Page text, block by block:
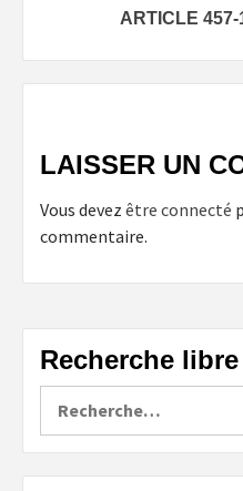
ARTICLE 457-
LAISSER UN
Vous devez être connecté
commentaire.
Recherche libre